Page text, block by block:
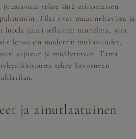
tekee siitä erinomaisen
Tilat ovat muunneltavissa ja
luoda juuri sellainen tunnelma, jota
tiloissa on modernit mukavuudet,
sujuvan ja miellyttävän. Tämä
tekee Savutuvan
ja ainutlaatuinen